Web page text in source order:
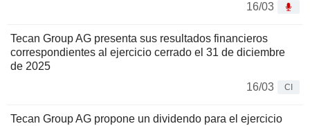
16/03
Tecan Group AG presenta sus resultados financieros
correspondientes al ejercicio cerrado el 31 de diciembre
de 2025
16/03
CI
Tecan Group AG propone un dividendo para el ejercicio